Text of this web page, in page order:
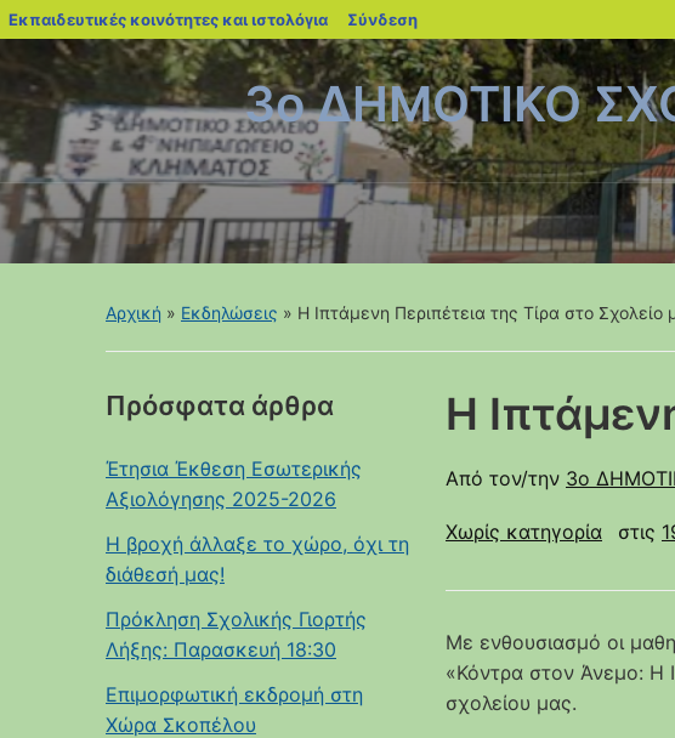
Εκπαιδευτικές κοινότητες και ιστολόγια blogs.sch.gr
Σύνδεση
3ο ΔΗΜΟΤΙΚΟ
Αρχική » Εκδηλώσεις » Η Ιπτάμενη Περιπέτεια της Τίρα στο Σχολείο
Πρόσφατα άρθρα
Έτησια Έκθεση Εσωτερικής
Αξιολόγησης 2025-2026
Η βροχή άλλαξε το χώρο, όχι τη
διάθεσή μας!
Πρόκληση Σχολικής Γιορτής
Λήξης: Παρασκευή 18:30
Επιμορφωτική εκδρομή στη
Χώρα Σκοπέλου
Η
Από τον/την 3ο
Χωρίς κατηγορία στις
Με ενθουσιασμό οι
«Κόντρα στον Άνεμο: Η
σχολείου μας.